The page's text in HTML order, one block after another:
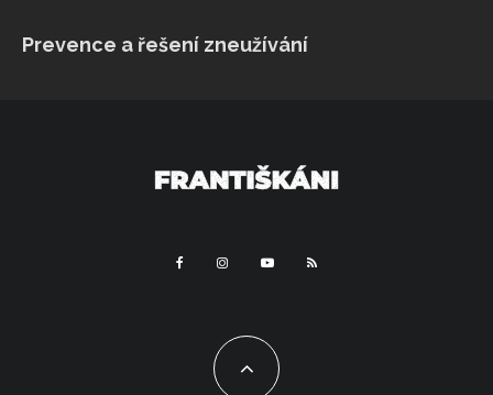
Prevence a řešení zneužívání